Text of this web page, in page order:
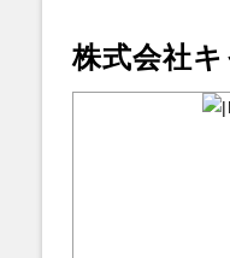
株式会社